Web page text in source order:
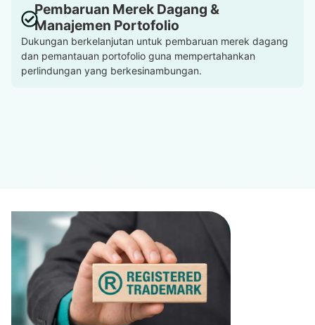
Pembaruan Merek Dagang &
Manajemen Portofolio
Dukungan berkelanjutan untuk pembaruan merek dagang
dan pemantauan portofolio guna mempertahankan
perlindungan yang berkesinambungan.